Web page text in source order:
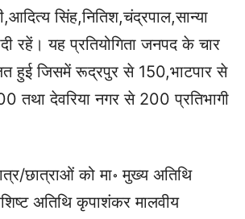
सिंह,नितिश,चंद्रपाल,सान्या
रहें। यह प्रतियोगिता जनपद के चार
हुई जिसमें रूद्रपुर से 150,भाटपार से
तथा देवरिया नगर से 200 प्रतिभागी
छात्राओं को मा॰ मुख्य अतिथि
अतिथि कृपाशंकर मालवीय